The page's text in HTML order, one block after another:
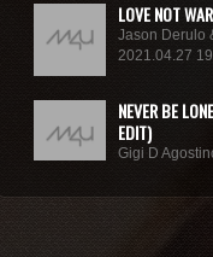
LOVE NOT
Jason Derulo
2021.04.27
NEVER BE
EDIT)
Gigi D
GET IN
PRIVATE EDIT)